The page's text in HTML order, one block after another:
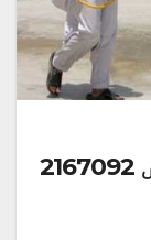
کورونا وائرس ، دنیا بھر میں 2167092